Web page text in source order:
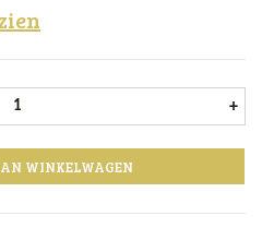
La Trappe Witte Trappist fust 20
+
WINKELWAGEN